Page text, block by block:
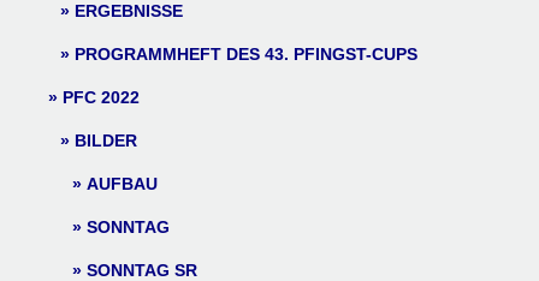
ERGEBNISSE
PROGRAMMHEFT DES 43. PFINGST-CUPS
PFC 2022
BILDER
AUFBAU
SONNTAG
SONNTAG SR